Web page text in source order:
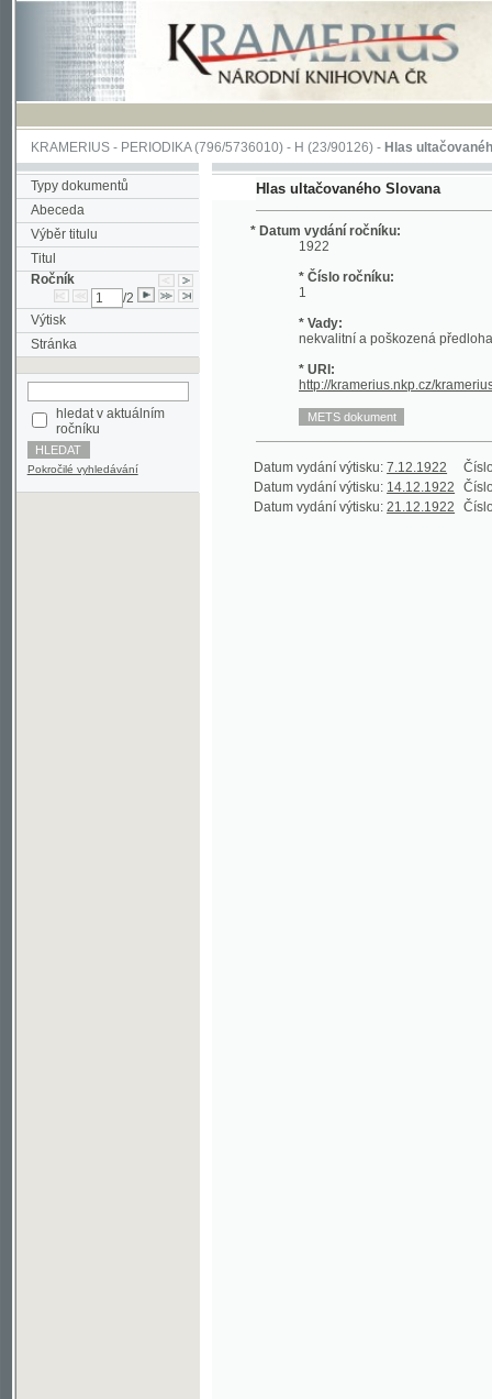
KRAMERIUS-PERIODIKA(796/5736010) -H(23/90126) -Hlas ultačovaného
Typy dokumentů
Abeceda
Výběr titulu
Titul
Ročník
/2
Výtisk
Stránka
hledat v aktuálním
Pokročilé vyhledávání
Hlas ultačovaného Slovana
* Datum vydání ročníku:
1922
* Číslo ročníku:
* Vady:
* URI:
http://kramerius.nkp.cz/kramerius/
Datum vydání výtisku:7.12.1922
Datum vydání výtisku:14.12.1922 Číslo
Datum vydání výtisku:21.12.1922 Číslo